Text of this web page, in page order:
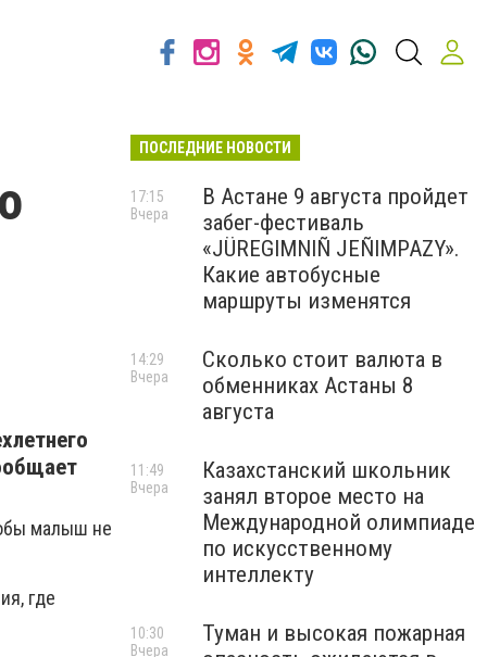
малыш не
где
ПОСЛЕДНИЕ НОВОСТИ
В Астане 9 августа пройдет
забег-фестиваль
«JÜREGIMNIÑ JEÑIMPAZY».
Какие автобусные
маршруты изменятся
17:15
Вчера
Сколько стоит валюта в
обменниках Астаны 8
августа
14:29
Вчера
Казахстанский школьник
занял второе место на
Международной олимпиаде
по искусственному
интеллекту
11:49
Вчера
Туман и высокая пожарная
10:30
Вчера